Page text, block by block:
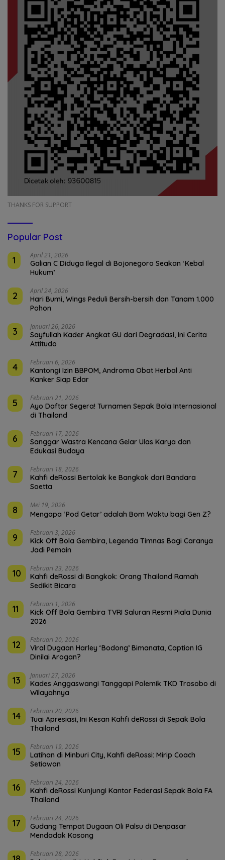
THANKS FOR SUPPORT
Popular Post
1
April 21, 2026
Galian C Diduga Ilegal di Bojonegoro Seakan ‘Kebal
Hukum’
2 April 24, 2026
Hari Bumi, Wings Peduli Bersih-bersih dan Tanam 1.000
Pohon
3 Januari 26, 2026
Sayfullah Kader Angkat GU dari Degradasi, Ini Cerita
Attitudo
4 Februari 6, 2026
Kantongi Izin BBPOM, Androma Obat Herbal Anti
Kanker Siap Edar
5 Februari 21, 2026
Ayo Daftar Segera! Turnamen Sepak Bola Internasional
di Thailand
6 Februari 17, 2026
Sanggar Wastra Kencana Gelar Ulas Karya dan
Edukasi Budaya
7 Februari 18, 2026
Kahfi deRossi Bertolak ke Bangkok dari Bandara
Soetta
8 Mei 19, 2026
Mengapa ‘Pod Getar’ adalah Bom Waktu bagi Gen Z?
9 Februari 3, 2026
Kick Off Bola Gembira, Legenda Timnas Bagi Caranya
Jadi Pemain
10 Februari 23, 2026
Kahfi deRossi di Bangkok: Orang Thailand Ramah
Sedikit Bicara
11 Februari 1, 2026
Kick Off Bola Gembira TVRI Saluran Resmi Piala Dunia
2026
12 Februari 20, 2026
Viral Dugaan Harley ‘Bodong’ Bimanata, Caption IG
Dinilai Arogan?
13 Januari 27, 2026
Kades Anggaswangi Tanggapi Polemik TKD Trosobo di
Wilayahnya
14 Februari 20, 2026
Tuai Apresiasi, Ini Kesan Kahfi deRossi di Sepak Bola
Thailand
15 Februari 19, 2026
Latihan di Minburi City, Kahfi deRossi: Mirip Coach
Setiawan
16 Februari 24, 2026
Kahfi deRossi Kunjungi Kantor Federasi Sepak Bola FA
Thailand
17 Februari 24, 2026
Gudang Tempat Dugaan Oli Palsu di Denpasar
Mendadak Kosong
Februari 28, 2026